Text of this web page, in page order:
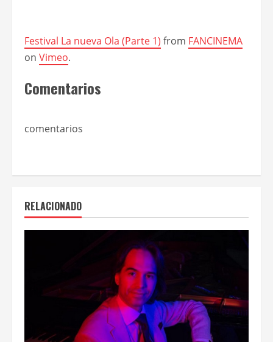
Festival La nueva Ola (Parte 1) from FANCINEMA
on Vimeo.
Comentarios
comentarios
RELACIONADO